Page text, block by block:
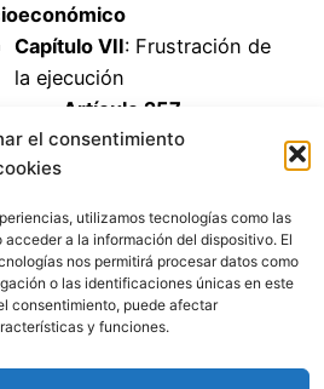
el consentimiento
utilizamos tecnologías como las
a la información del dispositivo. El
nos permitirá procesar datos como
o las identificaciones únicas en este
consentimiento, puede afectar
y funciones.
Capítulo VII: Frustración de
la ejecución
Artículo 257
Artículo 258